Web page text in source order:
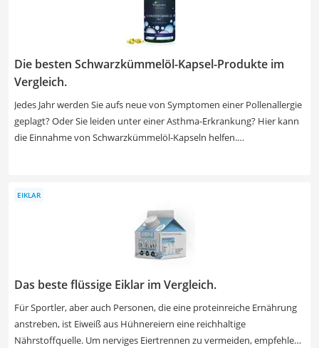
Die besten Schwarzkümmelöl-Kapsel-Produkte im
Vergleich.
Jedes Jahr werden Sie aufs neue von Symptomen einer Pollenallergie
geplagt? Oder Sie leiden unter einer Asthma-Erkrankung? Hier kann
die Einnahme von Schwarzkümmelöl-Kapseln helfen.
Alternative darstellen. Veganer und Vegetarier sollten jedoch
vorsichtig sein. Alle Kapseln in unserer Test- bzw. Vergleichstabelle
enthalten tierische Gelantine.
Das beste flüssige Eiklar im Vergleich.
Für Sportler, aber auch Personen, die eine proteinreiche Ernährung
anstreben, ist Eiweiß aus Hühnereiern eine reichhaltige
Nährstoffquelle. Um nerviges Eiertrennen zu vermeiden, empfehlen
EIKLAR